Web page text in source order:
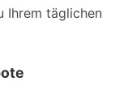
Ihrem täglichen